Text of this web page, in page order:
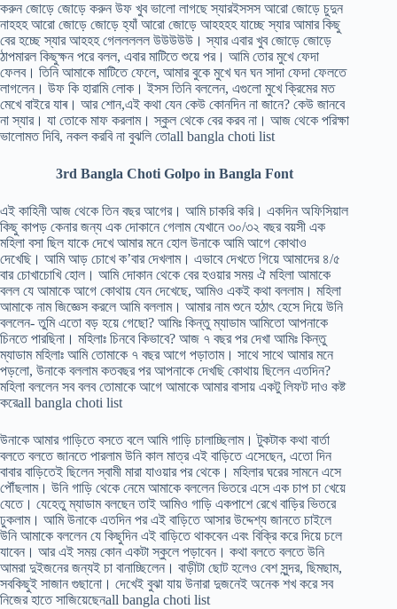
করুন জোড়ে জোড়ে করুন উফ খুব ভালো লাগছে স্যারইসসস আরো জোড়ে চুদুন
নাহহহ আরো জোড়ে জোড়ে হ্যাঁ আরো জোড়ে আহহহহ যাচ্ছে স্যার আমার কিছু
বের হচ্ছে স্যার আহহহ গেললললল উউউউউ। স্যার এবার খুব জোড়ে জোড়ে
ঠাপমারল কিছুক্ষন পরে বলল, এবার মাটিতে শুয়ে পর। আমি তোর মুখে ফেদা
ফেলব। তিনি আমাকে মাটিতে ফেলে, আমার বুকে মুখে ঘন ঘন সাদা ফেদা ফেলতে
লাগলেন। উফ কি হারামি লোক। ইসস তিনি বললেন, এগুলো মুখে ক্রিমের মত
মেখে বাইরে যাৰ। আর শোন,এই কথা যেন কেউ কোনদিন না জানে? কেউ জানবে
না স্যার। যা তোকে মাফ করলাম। স্কুল থেকে বের করব না। আজ থেকে পরিক্ষা
ভালোমত দিবি, নকল করবি না বুঝলি তোall bangla choti list
3rd Bangla Choti Golpo in Bangla Font
এই কাহিনী আজ থেকে তিন বছর আগের। আমি চাকরি করি। একদিন অফিসিয়াল
কিছু কাপড় কেনার জন্য এক দোকানে গেলাম যেখানে ৩০/৩২ বছর বয়সী এক
মহিলা বসা ছিল যাকে দেখে আমার মনে হোল উনাকে আমি আগে কোথাও
দেখেছি। আমি আড় চোখে ক’বার দেখলাম। এভাবে দেখতে গিয়ে আমাদের ৪/৫
বার চোখাচোখি হোল। আমি দোকান থেকে বের হওয়ার সময় ঐ মহিলা আমাকে
বলল যে আমাকে আগে কোথায় যেন দেখেছে, আমিও একই কথা বললাম। মহিলা
আমাকে নাম জিজ্ঞেস করলে আমি বললাম। আমার নাম শুনে হঠাৎ হেসে দিয়ে উনি
বললেন- তুমি এতো বড় হয়ে গেছো? আমিঃ কিন্তু ম্যাডাম আমিতো আপনাকে
চিনতে পারছিনা। মহিলাঃ চিনবে কিভাবে? আজ ৭ বছর পর দেখা আমিঃ কিন্তু
ম্যাডাম মহিলাঃ আমি তোমাকে ৭ বছর আগে পড়াতাম। সাথে সাথে আমার মনে
পড়লো, উনাকে বললাম কতবছর পর আপনাকে দেখছি কোথায় ছিলেন এতদিন?
মহিলা বললেন সব বলব তোমাকে আগে আমাকে আমার বাসায় একটু লিফট দাও কষ্ট
করেall bangla choti list
উনাকে আমার গাড়িতে বসতে বলে আমি গাড়ি চালাচ্ছিলাম। টুকটাক কথা বার্তা
বলতে বলতে জানতে পারলাম উনি কাল মাত্র এই বাড়িতে এসেছেন, এতো দিন
বাবার বাড়িতেই ছিলেন স্বামী মারা যাওয়ার পর থেকে। মহিলার ঘরের সামনে এসে
পৌঁছলাম। উনি গাড়ি থেকে নেমে আমাকে বললেন ভিতরে এসে এক চাপ চা খেয়ে
যেতে। যেহেতু ম্যাডাম বলছেন তাই আমিও গাড়ি একপাশে রেখে বাড়ির ভিতরে
ঢুকলাম। আমি উনাকে এতদিন পর এই বাড়িতে আসার উদ্দেশ্য জানতে চাইলে
উনি আমাকে বললেন যে কিছুদিন এই বাড়িতে থাকবেন এবং বিক্রি করে দিয়ে চলে
যাবেন। আর এই সময় কোন একটা স্কুলে পড়াবেন। কথা বলতে বলতে উনি
আমরা দুইজনের জন্যই চা বানাচ্ছিলেন। বাড়ীটা ছোট হলেও বেশ সুন্দর, ছিমছাম,
সবকিছুই সাজান গুছানো। দেখেই বুঝা যায় উনারা দুজনেই অনেক শখ করে সব
নিজের হাতে সাজিয়েছেনall bangla choti list